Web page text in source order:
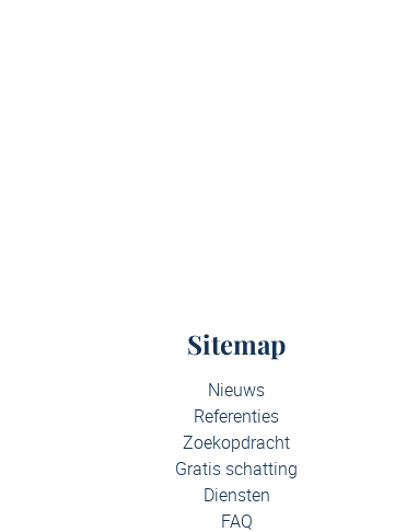
Sitemap
Nieuws
Referenties
Zoekopdracht
Gratis schatting
Diensten
FAQ